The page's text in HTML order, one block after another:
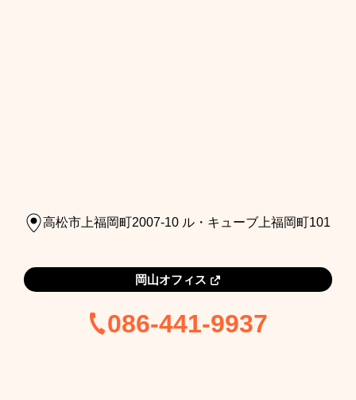
高松市上福岡町2007-10 ル・キューブ上福岡町101
岡山オフィス
086-441-9937